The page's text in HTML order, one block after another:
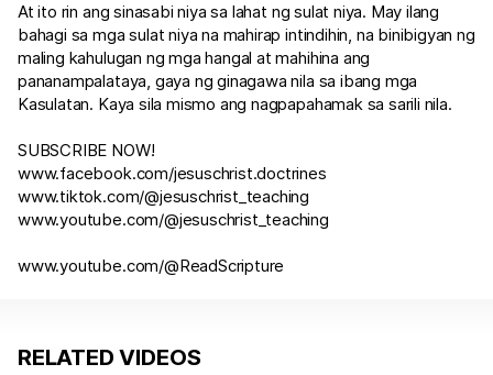
At ito rin ang sinasabi niya sa lahat ng sulat niya. May ilang
bahagi sa mga sulat niya na mahirap intindihin, na binibigyan ng
maling kahulugan ng mga hangal at mahihina ang
pananampalataya, gaya ng ginagawa nila sa ibang mga
Kasulatan. Kaya sila mismo ang nagpapahamak sa sarili nila.
SUBSCRIBE NOW!
www.facebook.com/jesuschrist.doctrines
www.tiktok.com/@jesuschrist_teaching
www.youtube.com/@jesuschrist_teaching
www.youtube.com/@ReadScripture
RELATED VIDEOS